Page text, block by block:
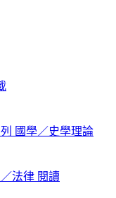
國學／史學理論
法律 閱讀